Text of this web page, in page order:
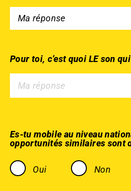
Pour toi, c’est quoi LE son
Es-tu mobile au niveau
opportunités similaires sont
Oui Non